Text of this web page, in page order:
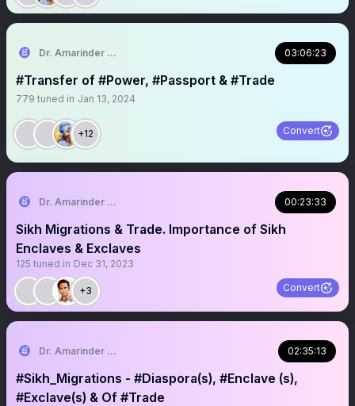
Dr. Amarinder Singh | ਅਮਰਿੰਦਰ ਸਿੰਘ 03:06:23
#Transfer of #Power, #Passport & #Trade
779 tuned in Jan 13, 2024
+12 Convert
Dr. Amarinder Singh | ਅਮਰਿੰਦਰ ਸਿੰਘ 00:23:33
Sikh Migrations & Trade. Importance of Sikh
Enclaves & Exclaves
125 tuned in Dec 31, 2023
+3 Convert
Dr. Amarinder Singh | ਅਮਰਿੰਦਰ ਸਿੰਘ 02:35:13
#Sikh_Migrations - #Diaspora(s), #Enclave (s),
#Exclave(s) & Of #Trade